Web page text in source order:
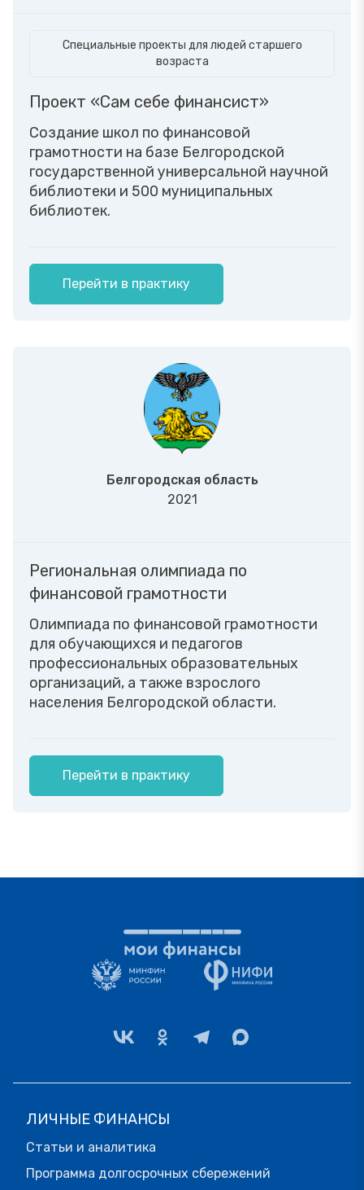
Специальные проекты для людей старшего
возраста
Проект «Сам себе финансист»
Создание школ по финансовой
грамотности на базе Белгородской
государственной универсальной научной
библиотеки и 500 муниципальных
библиотек.
Перейти в практику
Белгородская область
2021
Региональная олимпиада по
финансовой грамотности
Олимпиада по финансовой грамотности
для обучающихся и педагогов
профессиональных образовательных
организаций, а также взрослого
населения Белгородской области.
Перейти в практику
ЛИЧНЫЕ ФИНАНСЫ
Статьи и аналитика
Программа долгосрочных сбережений